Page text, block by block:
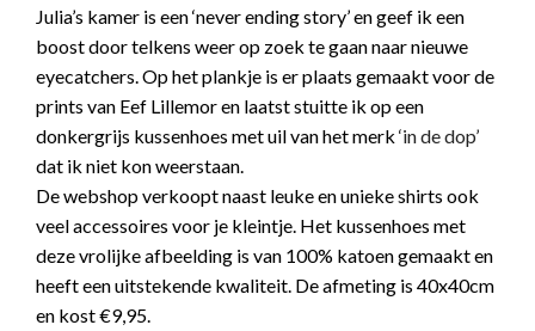
Julia’s kamer is een ‘never ending story’ en geef ik een
boost door telkens weer op zoek te gaan naar nieuwe
eyecatchers. Op het plankje is er plaats gemaakt voor de
prints van Eef Lillemor en laatst stuitte ik op een
donkergrijs kussenhoes met uil van het merk ‘in de dop’
dat ik niet kon weerstaan.
De webshop verkoopt naast leuke en unieke shirts ook
veel accessoires voor je kleintje. Het kussenhoes met
deze vrolijke afbeelding is van 100% katoen gemaakt en
heeft een uitstekende kwaliteit. De afmeting is 40x40cm
en kost €9,95.